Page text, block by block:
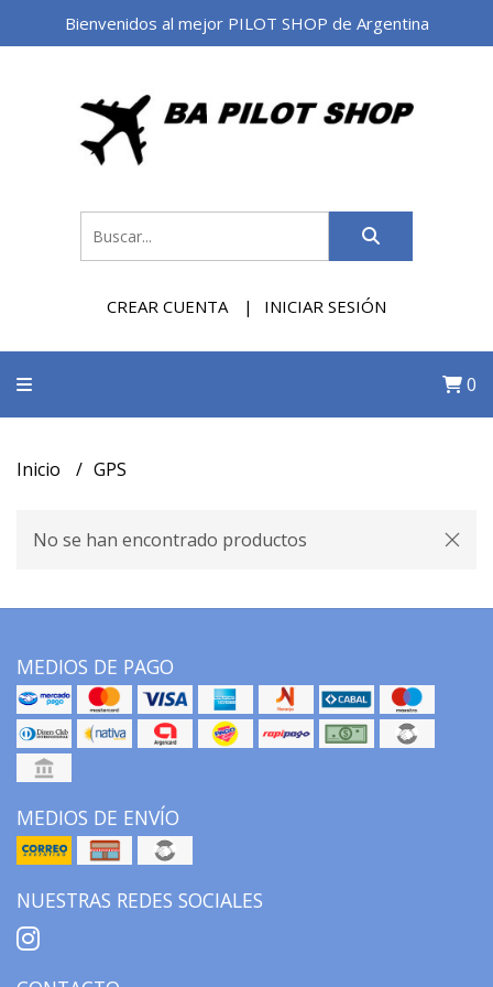
Bienvenidos al mejor PILOT SHOP de Argentina
CREAR CUENTA INICIAR SESIÓN
0
Inicio GPS
No se han encontrado productos
MEDIOS DE PAGO
MEDIOS DE ENVÍO
NUESTRAS REDES SOCIALES